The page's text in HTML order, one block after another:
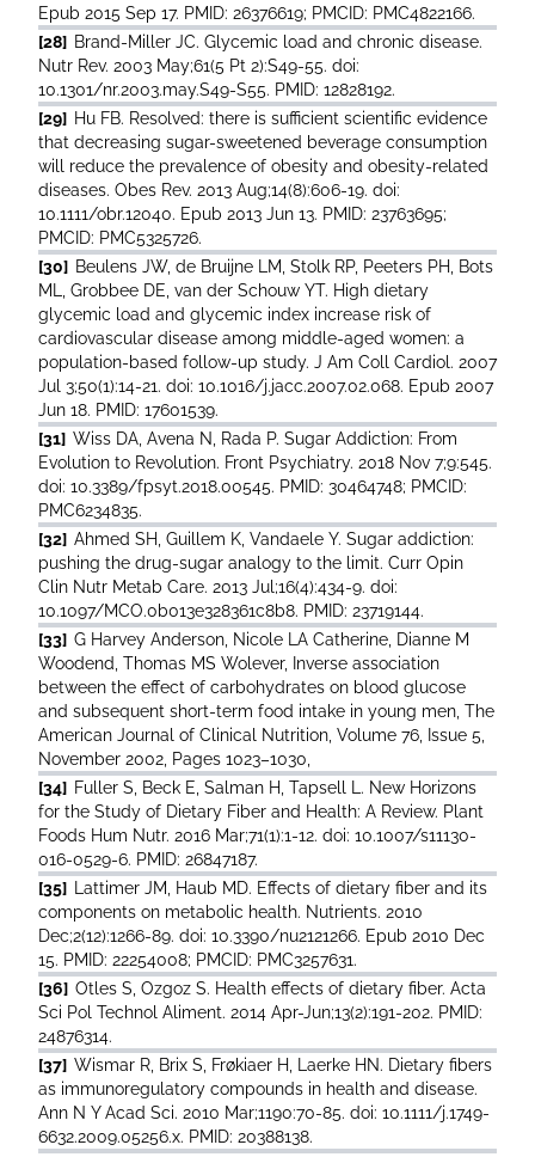
Epub 2015 Sep 17. PMID: 26376619; PMCID: PMC4822166.
[28] Brand-Miller JC. Glycemic load and chronic disease.
Nutr Rev. 2003 May;61(5 Pt 2):S49-55. doi:
10.1301/nr.2003.may.S49-S55. PMID: 12828192.
[29] Hu FB. Resolved: there is sufficient scientific evidence
that decreasing sugar-sweetened beverage consumption
will reduce the prevalence of obesity and obesity-related
diseases. Obes Rev. 2013 Aug;14(8):606-19. doi:
10.1111/obr.12040. Epub 2013 Jun 13. PMID: 23763695;
PMCID: PMC5325726.
[30] Beulens JW, de Bruijne LM, Stolk RP, Peeters PH, Bots
ML, Grobbee DE, van der Schouw YT. High dietary
glycemic load and glycemic index increase risk of
cardiovascular disease among middle-aged women: a
population-based follow-up study. J Am Coll Cardiol. 2007
Jul 3;50(1):14-21. doi: 10.1016/j.jacc.2007.02.068. Epub 2007
Jun 18. PMID: 17601539.
[31] Wiss DA, Avena N, Rada P. Sugar Addiction: From
Evolution to Revolution. Front Psychiatry. 2018 Nov 7;9:545.
doi: 10.3389/fpsyt.2018.00545. PMID: 30464748; PMCID:
PMC6234835.
[32] Ahmed SH, Guillem K, Vandaele Y. Sugar addiction:
pushing the drug-sugar analogy to the limit. Curr Opin
Clin Nutr Metab Care. 2013 Jul;16(4):434-9. doi:
10.1097/MCO.0b013e328361c8b8. PMID: 23719144.
[33] G Harvey Anderson, Nicole LA Catherine, Dianne M
Woodend, Thomas MS Wolever, Inverse association
between the effect of carbohydrates on blood glucose
and subsequent short-term food intake in young men, The
American Journal of Clinical Nutrition, Volume 76, Issue 5,
November 2002, Pages 1023–1030,
[34] Fuller S, Beck E, Salman H, Tapsell L. New Horizons
for the Study of Dietary Fiber and Health: A Review. Plant
Foods Hum Nutr. 2016 Mar;71(1):1-12. doi: 10.1007/s11130-
016-0529-6. PMID: 26847187.
[35]
Lattimer JM, Haub MD. Effects of dietary fiber and its
components on metabolic health. Nutrients. 2010
Dec;2(12):1266-89. doi: 10.3390/nu2121266. Epub 2010 Dec
15. PMID: 22254008; PMCID: PMC3257631.
[36] Otles S, Ozgoz S. Health effects of dietary fiber. Acta
Sci Pol Technol Aliment. 2014 Apr-Jun;13(2):191-202. PMID:
24876314.
[37] Wismar R, Brix S, Frøkiaer H, Laerke HN. Dietary fibers
as immunoregulatory compounds in health and disease.
Ann N Y Acad Sci. 2010 Mar;1190:70-85. doi: 10.1111/j.1749-
6632.2009.05256.x. PMID: 20388138.